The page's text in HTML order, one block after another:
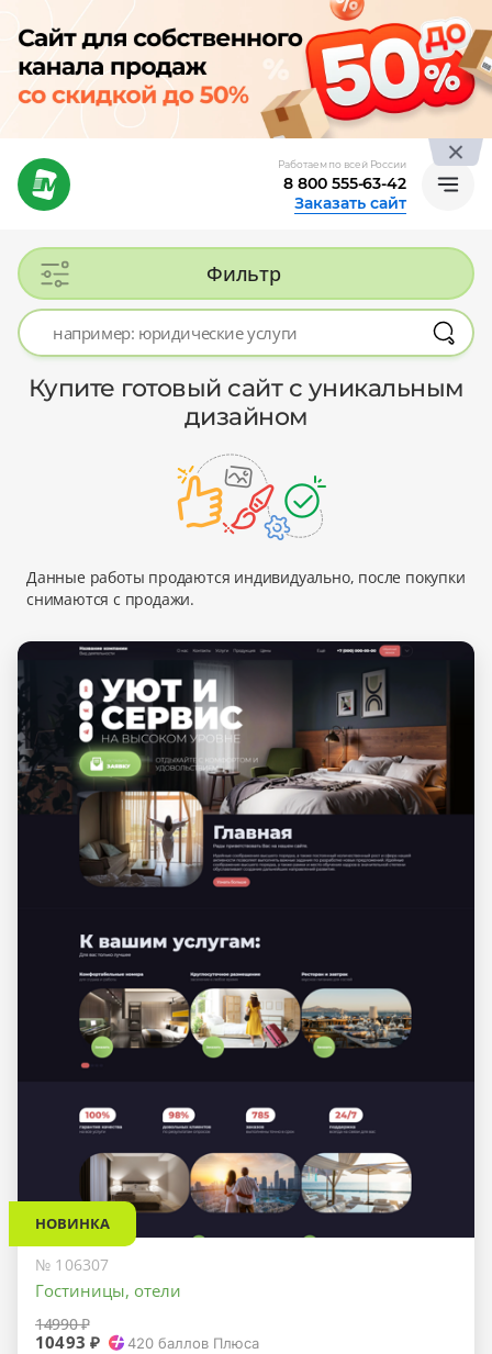
Работаем по всей России
8 800 555-63-42
Заказать сайт
Фильтр
Купите готовый сайт с уникальным
дизайном
Данные работы продаются индивидуально, после покупки
снимаются с продажи.
НОВИНКА
№ 106307
Гостиницы, отели
14990 ₽
10493 ₽ 420 баллов Плюса